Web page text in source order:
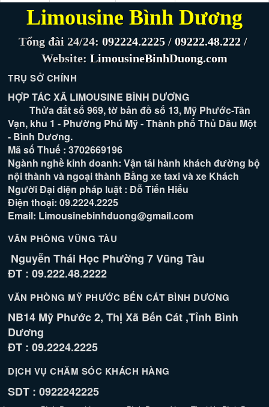
Limousine Bình Dương
Tổng đài 24/24: 092224.2225 / 09222.48.222 /
Website: LimousineBinhDuong.com
TRỤ SỞ CHÍNH
HỢP TÁC XÃ LIMOUSINE BÌNH DƯƠNG
Thửa đất số 969, tờ bản đồ số 13, Mỹ Phước-Tân
Vạn, khu 1 - Phường Phú Mỹ - Thành phố Thủ Dầu Một
- Bình Dương.
Mã số Thuế : 3702669196
Ngành nghề kinh doanh: Vận tải hành khách đường bộ
nội thành và ngoại thành Bằng xe taxi và xe Khách
Người Đại diện pháp luật : Đỗ Tiến Hiếu
Điện thoại: 09.2224.2225
Email: Limousinebinhduong@gmail.com
VĂN PHÒNG VŨNG TÀU
Nguyễn Thái Học Phường 7 Vũng Tàu
ĐT : 09.222.48.2222
VĂN PHÒNG MỸ PHƯỚC BẾN CÁT BÌNH DƯƠNG
NB14 Mỹ Phước 2, Thị Xã Bến Cát ,Tỉnh Bình
Dương
ĐT : 09.2224.2225
DỊCH VỤ CHĂM SÓC KHÁCH HÀNG
SDT : 0922242225